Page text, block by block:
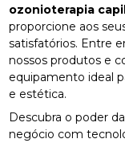
ozonioterapia
proporcione aos
satisfatórios. Entre
nossos produtos e
equipamento ideal
e estética.
Descubra o poder
negócio com